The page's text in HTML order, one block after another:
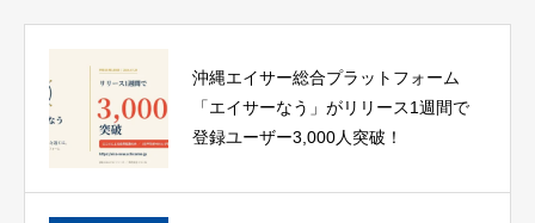
沖縄エイサー総合プラットフォーム
「エイサーなう」がリリース1週間で
登録ユーザー3,000人突破！